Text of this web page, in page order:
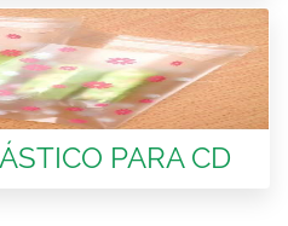
PARA CD